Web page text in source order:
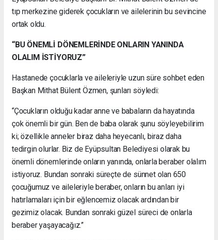
tıp merkezine giderek çocukların ve ailelerinin bu sevincine
ortak oldu.
“BU ÖNEMLİ DÖNEMLERİNDE ONLARIN YANINDA
OLALIM İSTİYORUZ”
Hastanede çocuklarla ve aileleriyle uzun süre sohbet eden
Başkan Mithat Bülent Özmen, şunları söyledi:
“Çocukların olduğu kadar anne ve babaların da hayatında
çok önemli bir gün. Ben de baba olarak şunu söyleyebilirim
ki; özellikle anneler biraz daha heyecanlı, biraz daha
tedirgin olurlar. Biz de Eyüpsultan Belediyesi olarak bu
önemli dönemlerinde onların yanında, onlarla beraber olalım
istiyoruz. Bundan sonraki süreçte de sünnet olan 650
çocuğumuz ve aileleriyle beraber, onların bu anları iyi
hatırlamaları için bir eğlencemiz olacak ardından bir
gezimiz olacak. Bundan sonraki güzel süreci de onlarla
beraber yaşayacağız.”